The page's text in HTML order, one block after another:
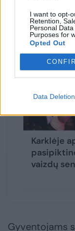
I want to opt-
Retention,
Personal
Purposes for
Opted Out
Data Deletion
Susiję
Karklėje
vaizdų
Gyventojams